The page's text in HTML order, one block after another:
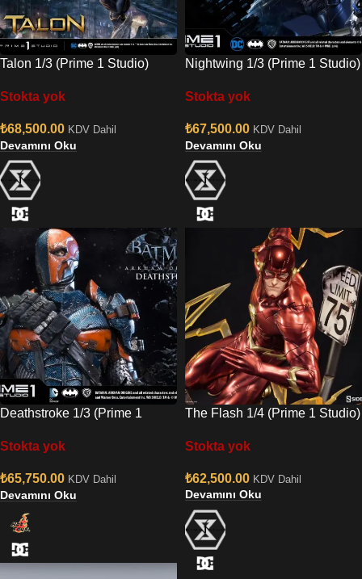
Talon 1/3 (Prime 1 Studio)
Stokta yok
₺68,500.00 KDV Dahil
Devamını Oku
Nightwing 1/3 (Prime 1 Studio)
Stokta yok
₺67,500.00 KDV Dahil
Devamını Oku
Deathstroke 1/3 (Prime 1
Stokta yok
₺65,750.00 KDV Dahil
Devamını Oku
The Flash 1/4 (Prime 1 Studio)
Stokta yok
₺62,500.00 KDV Dahil
Devamını Oku